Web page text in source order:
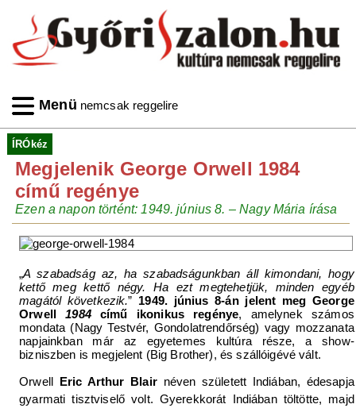
Menü nemcsak reggelire
ÍRÓkéz
Megjelenik George Orwell 1984
című regénye
Ezen a napon történt: 1949. június 8. – Nagy Mária írása
„A szabadság az, ha szabadságunkban áll kimondani, hogy
kettő meg kettő négy. Ha ezt megtehetjük, minden egyéb
magától következik.” 1949. június 8-án jelent meg George
Orwell1984 című ikonikus regénye, amelynek számos
mondata (Nagy Testvér, Gondolatrendőrség) vagy mozzanata
napjainkban már az egyetemes kultúra része, a show-
bizniszben is megjelent (Big Brother), és szállóigévé vált.
Orwell Eric Arthur Blairnéven született Indiában, édesapja
gyarmati tisztviselő volt. Gyerekkorát Indiában töltötte, majd